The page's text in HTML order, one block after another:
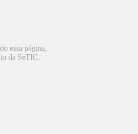
essa página,
da SeTIC.